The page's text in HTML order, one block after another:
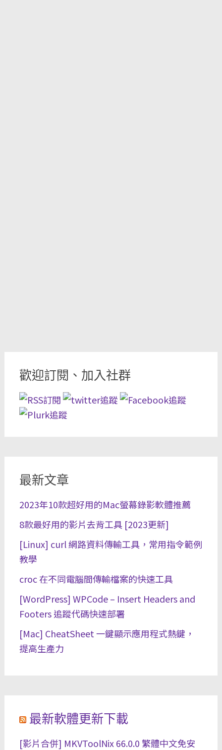
歡迎訂閱、加入社群
最新文章
2023年10款超好用的Mac螢幕錄影軟體推薦
8款最好用的影片去背工具 [2023更新]
[Linux] curl 網路資料傳輸工具，常用指令範例
教學
croc 在不同電腦間傳輸檔案的快速工具
[WordPress] WPCode – Insert Headers and
Footers 追蹤代碼快速部署
[Mac] CheatSheet 一鍵顯示應用程式熱鍵，
提高生產力
最新軟體更新下載
[影片合併] MKVToolNix 66.0.0 繁體中文免安